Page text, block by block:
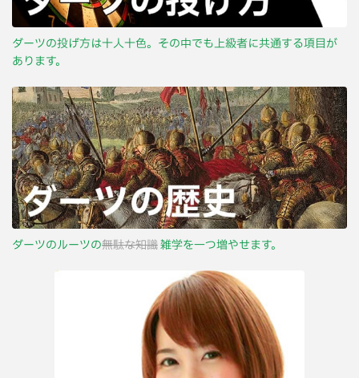
ダーツの投げ方は十人十色。その中でも上級者に共通する項目が
あります。
ダーツのルーツの無駄な知識雑学を一つ増やせます。